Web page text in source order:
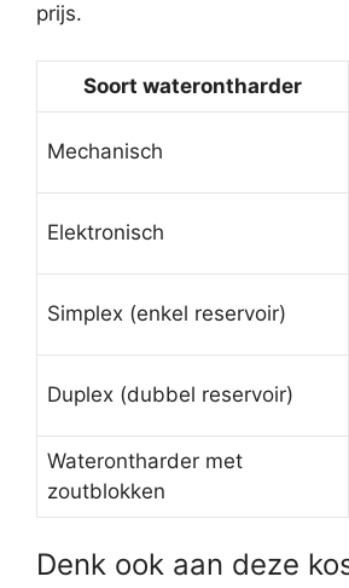
prijs.
Soort waterontharder
Mechanisch
Elektronisch
Simplex (enkel reservoir)
Duplex (dubbel reservoir)
Waterontharder met
zoutblokken
Denk ook aan deze